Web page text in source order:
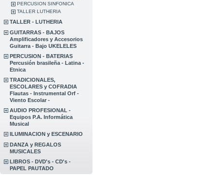
PERCUSION SINFONICA
TALLER LUTHERIA
TALLER - LUTHERIA
GUITARRAS - BAJOS
Amplificadores y Accesorios
Guitarra - Bajo UKELELES
PERCUSION - BATERIAS
Percusión brasileña - Latina -
Etnica
TRADICIONALES,
ESCOLARES y COFRADIA
Flautas - Instrumental Orf -
Viento Escolar -
AUDIO PROFESIONAL -
Equipos P.A. Informática
Musical
ILUMINACION y ESCENARIO
DANZA y REGALOS
MUSICALES
LIBROS - DVD's - CD's -
PAPEL PAUTADO